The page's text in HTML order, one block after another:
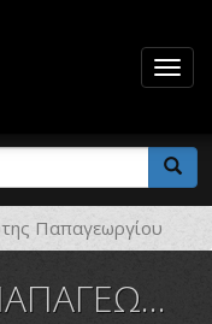
Παπαγεωργίου